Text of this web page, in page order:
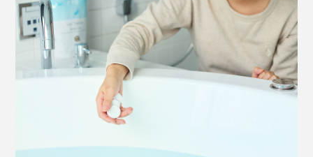
ちでした。
『薬用Hot Bubble PRO』は、独自のマイクロカプセル
造粒技術で、炭酸ガスを高硬度のタブレット内にギュッ
と圧縮。
『薬用Hot Bubble PRO』開発者の小星重治さん。全国発明賞（96年）、科学技術